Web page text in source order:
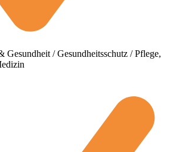
Gesundheit / Gesundheitsschutz / Pflege,